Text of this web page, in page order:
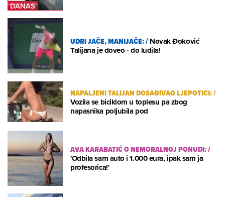
UDRI JAČE, MANIJAČE:/Novak Đoković
Talijana je doveo - do ludila!
NAPALJENI TALIJAN DOSAĐIVAO LJEPOTICI:/
Vozila se biciklom u toplesu pa zbog
napasnika poljubila pod
AVA KARABATIĆ O NEMORALNOJ PONUDI:/
'Odbila sam auto i 1.000 eura, ipak sam ja
profesorica!'